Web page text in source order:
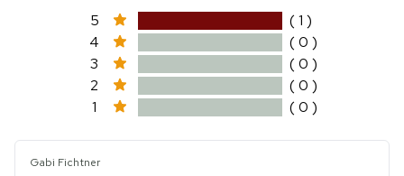
5
( 1 )
4
( 0 )
3
( 0 )
2
( 0 )
1
( 0 )
Gabi Fichtner